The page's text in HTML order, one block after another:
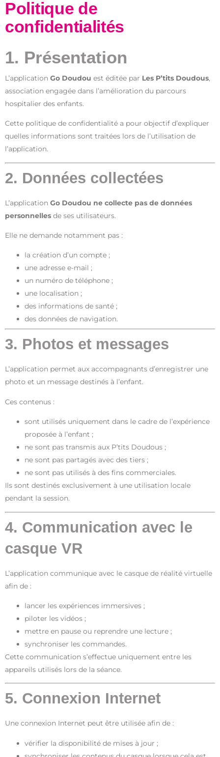
Politique de
confidentialités
1. Présentation
L’application Go Doudou est éditée par Les P’tits Doudous,
association engagée dans l’amélioration du parcours
hospitalier des enfants.
Cette politique de confidentialité a pour objectif d’expliquer
quelles informations sont traitées lors de l’utilisation de
l’application.
2. Données collectées
L’application Go Doudou ne collecte pas de données
personnelles de ses utilisateurs.
Elle ne demande notamment pas :
la création d’un compte ;
une adresse e-mail ;
un numéro de téléphone ;
une localisation ;
des informations de santé ;
des données de navigation.
3. Photos et messages
L’application permet aux accompagnants d’enregistrer une
photo et un message destinés à l’enfant.
Ces contenus :
sont utilisés uniquement dans le cadre de l’expérience
proposée à l’enfant ;
ne sont pas transmis aux P’tits Doudous ;
ne sont pas partagés avec des tiers ;
ne sont pas utilisés à des fins commerciales.
Ils sont destinés exclusivement à une utilisation locale
pendant la session.
4. Communication avec le
casque VR
L’application communique avec le casque de réalité virtuelle
afin de :
lancer les expériences immersives ;
piloter les vidéos ;
mettre en pause ou reprendre une lecture ;
synchroniser les commandes.
Cette communication s’effectue uniquement entre les
appareils utilisés lors de la séance.
5. Connexion Internet
Une connexion Internet peut être utilisée afin de :
vérifier la disponibilité de mises à jour ;